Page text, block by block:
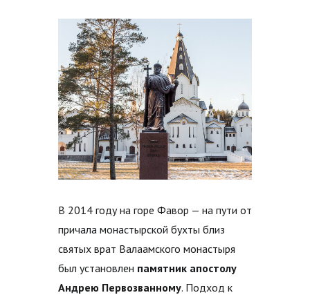
В 2014 году на горе Фавор — на пути от
причала монастырской бухты близ
святых врат Валаамского монастыря
был установлен памятник апостолу
Андрею Первозванному. Подход к